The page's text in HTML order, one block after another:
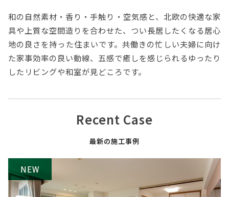
和の自然素材・香り・手触り・空気感と、北欧の快適な家
具や上質な空間造りを合わせた、つい長居したくなる居心
地の良さを持った住まいです。共働きの忙しい夫婦に向け
た家事効率の良い動線、五感で癒しを感じられるゆったり
したリビングや和室が見どころです。
Recent Case
最新の施工事例